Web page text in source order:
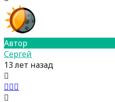
Автор
Сергей
13 лет назад